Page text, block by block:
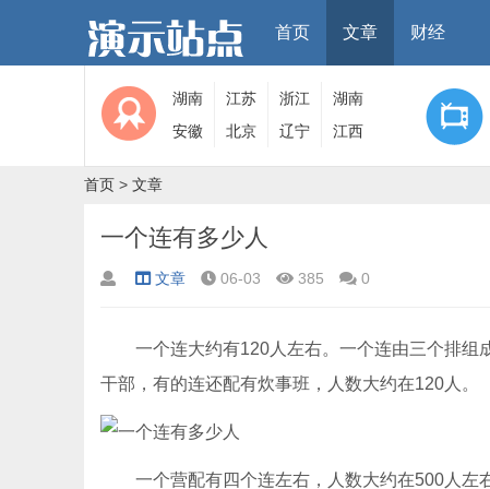
首页 文章 财经
湖南 江苏 浙江
湖南
安徽
北京 辽宁 江西
首页 > 文章
一个连有多少人
文章 06-03 385 0
一个连大约有120人左右。一个连由三个排组
干部，有的连还配有炊事班，人数大约在120人。
一个营配有四个连左右，人数大约在500人左